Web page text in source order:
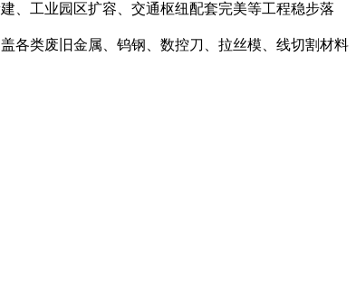
、工业园区扩容、交通枢纽配套完美等工程稳步落
各类废旧金属、钨钢、数控刀、拉丝模、线切割材料